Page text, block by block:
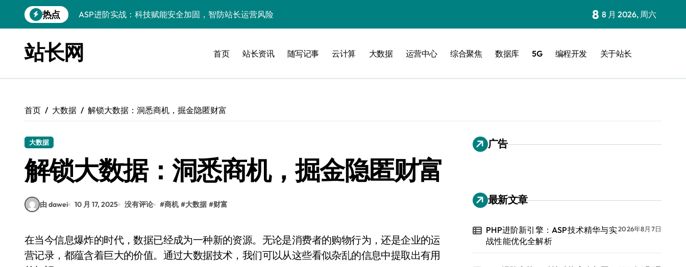
到
热点
ASP进阶秘籍：科技赋能下的高效开发与实战架构指南
Windows精简运行库与高效架构设计
Windows小程序运行库配置全解析
Windows运行库管理与环境搭建实战
Windows嵌入式开发环境搭建与运行库优化
PHP进阶新引擎：ASP技术精华与实战性能优化全解析
8 8 月 2026, 周六
站长网 首页 站长资讯 随写记事 云计算 大数据 运营中心 综合聚焦 数据库 5G 编程开发 关于站长
首页 大数据 解锁大数据：洞悉商机，掘金隐匿财富
大数据
解锁大数据：洞悉商机，掘金隐匿财富
由 dawei 10 月 17, 2025 没有评论 #商机 #大数据 #财富
在当今信息爆炸的时代，数据已经成为一种新的资源。无论是消费者的购物行为，还是企业的运
营记录，都蕴含着巨大的价值。通过大数据技术，我们可以从这些看似杂乱的信息中提取出有用
广告
最新文章
PHP进阶新引擎：ASP技术精华与实
战性能优化全解析
2026年8月7日